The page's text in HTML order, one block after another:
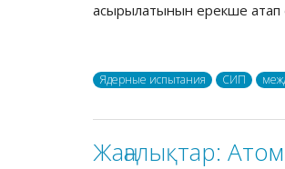
асырылатынын ерекше атап
Ядерные испытания СИП
Жаңалықтар: